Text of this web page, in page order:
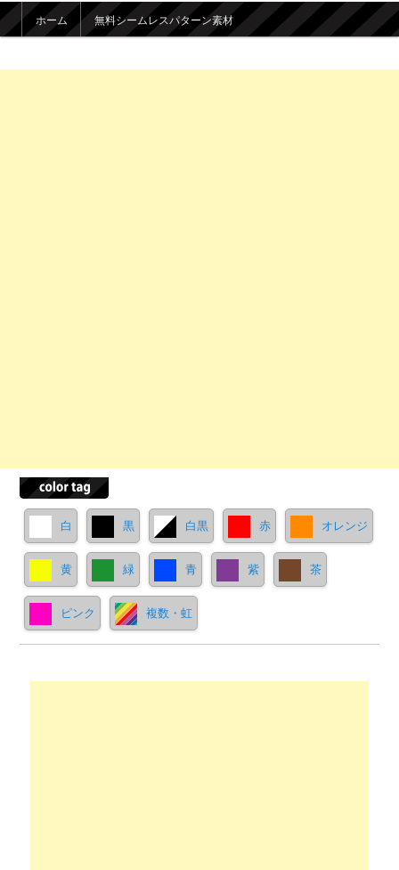
メインメニュー
メインコンテンツへ移動
サブコンテンツへ移動
ホーム 無料シームレスパターン素材
白 黒 白黒 赤 オレンジ
黄 緑 青 紫 茶
ピンク 複数・虹